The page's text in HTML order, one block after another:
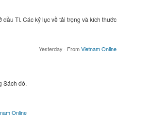
TI. Các kỷ lục về tải trọng và kích thước
Yesterday · FromVietnam Online
Sách đỏ.
Online